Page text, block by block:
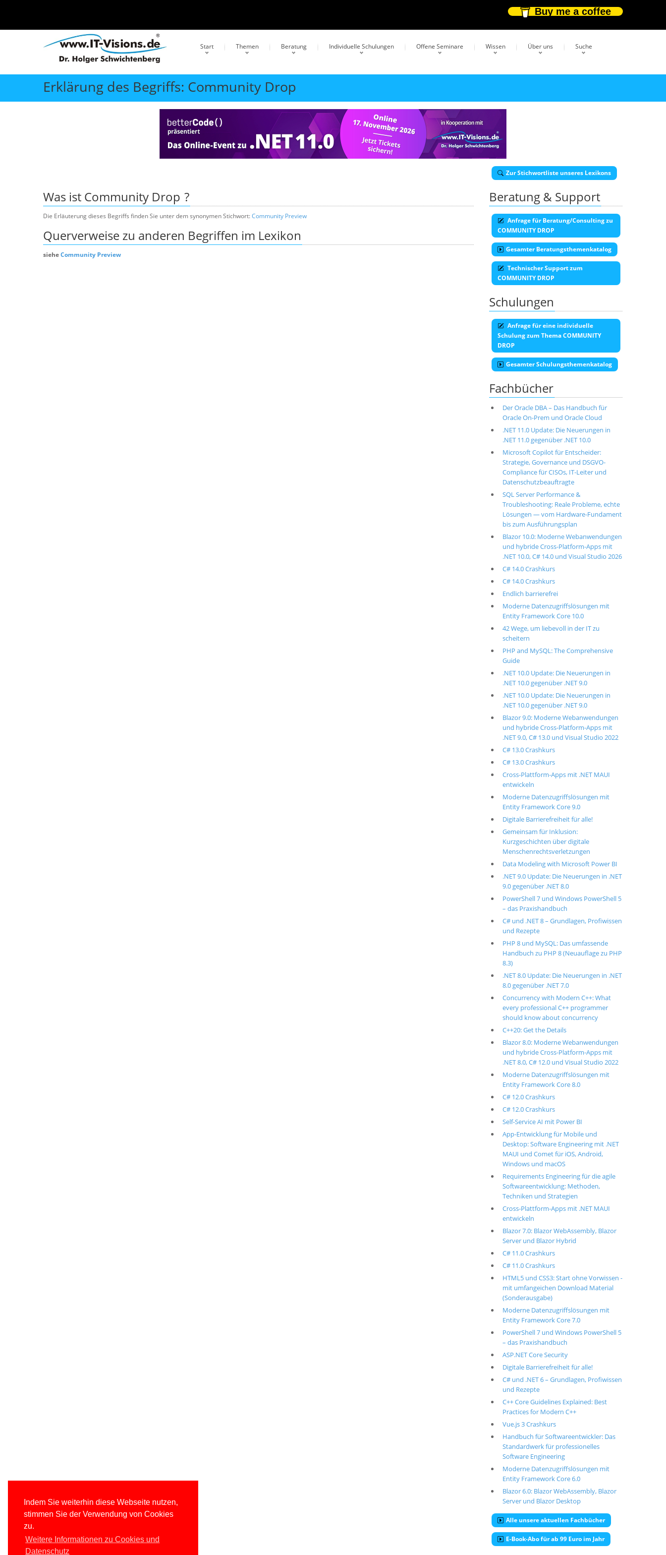
Indem Sie weiterhin diese Webseite nutzen,
stimmen Sie der Verwendung von Cookies
zu.
Weitere Informationen zu Cookies und
Datenschutz
Buy me a coffee
Start Themen Beratung Individuelle Schulungen Offene Seminare Wissen Über uns Suche
Erklärung des Begriffs: Community Drop
Zur Stichwortliste unseres Lexikons
Was ist Community Drop ?
Die Erläuterung dieses Begriffs finden Sie unter dem synonymen Stichwort:Community Preview
Querverweise zu anderen Begriffen im Lexikon
sieheCommunity Preview
Beratung & Support
Anfrage für Beratung/Consulting zu
COMMUNITY DROP
Gesamter Beratungsthemenkatalog
Technischer Support zum
COMMUNITY DROP
Schulungen
Anfrage für eine individuelle
Schulung zum Thema COMMUNITY
DROP
Gesamter Schulungsthemenkatalog
Fachbücher
Der Oracle DBA – Das Handbuch für
Oracle On-Prem und Oracle Cloud
.NET 11.0 Update: Die Neuerungen in
.NET 11.0 gegenüber .NET 10.0
Microsoft Copilot für Entscheider:
Strategie, Governance und DSGVO-
Compliance für CISOs, IT-Leiter und
Datenschutzbeauftragte
SQL Server Performance &
Troubleshooting: Reale Probleme, echte
Lösungen — vom Hardware-Fundament
bis zum Ausführungsplan
Blazor 10.0: Moderne Webanwendungen
und hybride Cross-Platform-Apps mit
.NET 10.0, C# 14.0 und Visual Studio 2026
C# 14.0 Crashkurs
C# 14.0 Crashkurs
Endlich barrierefrei
Moderne Datenzugriffslösungen mit
Entity Framework Core 10.0
42 Wege, um liebevoll in der IT zu
scheitern
PHP and MySQL: The Comprehensive
Guide
.NET 10.0 Update: Die Neuerungen in
.NET 10.0 gegenüber .NET 9.0
.NET 10.0 Update: Die Neuerungen in
.NET 10.0 gegenüber .NET 9.0
Blazor 9.0: Moderne Webanwendungen
und hybride Cross-Platform-Apps mit
.NET 9.0, C# 13.0 und Visual Studio 2022
C# 13.0 Crashkurs
C# 13.0 Crashkurs
Cross-Plattform-Apps mit .NET MAUI
entwickeln
Moderne Datenzugriffslösungen mit
Entity Framework Core 9.0
Digitale Barrierefreiheit für alle!
Gemeinsam für Inklusion:
Kurzgeschichten über digitale
Menschenrechtsverletzungen
Data Modeling with Microsoft Power BI
.NET 9.0 Update: Die Neuerungen in .NET
9.0 gegenüber .NET 8.0
PowerShell 7 und Windows PowerShell 5
– das Praxishandbuch
C# und .NET 8 – Grundlagen, Profiwissen
und Rezepte
PHP 8 und MySQL: Das umfassende
Handbuch zu PHP 8 (Neuauflage zu PHP
8.3)
.NET 8.0 Update: Die Neuerungen in .NET
8.0 gegenüber .NET 7.0
Concurrency with Modern C++: What
every professional C++ programmer
should know about concurrency
C++20: Get the Details
Blazor 8.0: Moderne Webanwendungen
und hybride Cross-Platform-Apps mit
.NET 8.0, C# 12.0 und Visual Studio 2022
Moderne Datenzugriffslösungen mit
Entity Framework Core 8.0
C# 12.0 Crashkurs
C# 12.0 Crashkurs
Self-Service AI mit Power BI
App-Entwicklung für Mobile und
Desktop: Software Engineering mit .NET
MAUI und Comet für iOS, Android,
Windows und macOS
Requirements Engineering für die agile
Softwareentwicklung: Methoden,
Techniken und Strategien
Cross-Plattform-Apps mit .NET MAUI
entwickeln
Blazor 7.0: Blazor WebAssembly, Blazor
Server und Blazor Hybrid
C# 11.0 Crashkurs
C# 11.0 Crashkurs
HTML5 und CSS3: Start ohne Vorwissen -
mit umfangeichen Download Material
(Sonderausgabe)
Moderne Datenzugriffslösungen mit
Entity Framework Core 7.0
PowerShell 7 und Windows PowerShell 5
– das Praxishandbuch
ASP.NET Core Security
Digitale Barrierefreiheit für alle!
C# und .NET 6 – Grundlagen, Profiwissen
und Rezepte
C++ Core Guidelines Explained: Best
Practices for Modern C++
Vue.js 3 Crashkurs
Handbuch für Softwareentwickler: Das
Standardwerk für professionelles
Software Engineering
Moderne Datenzugriffslösungen mit
Entity Framework Core 6.0
Blazor 6.0: Blazor WebAssembly, Blazor
Server und Blazor Desktop
Alle unsere aktuellen Fachbücher
E-Book-Abo für ab 99 Euro im Jahr